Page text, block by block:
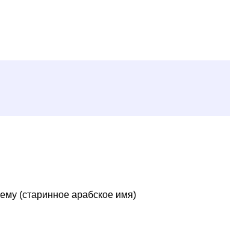
(старинное арабское имя)